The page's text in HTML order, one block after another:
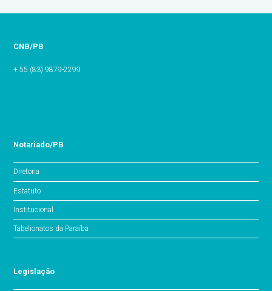
CNB/PB
+ 55 (83) 9879-2299
Notariado/PB
Diretoria
Estatuto
Institucional
Tabelionatos da Paraíba
Legislação